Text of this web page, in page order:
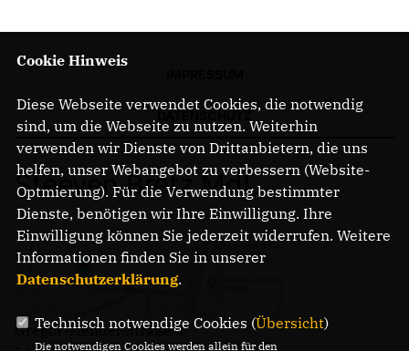
Steeven Bretz MdL
Gregor-Mendel-Straße 3
Cookie Hinweis
Diese Webseite verwendet Cookies, die notwendig
sind, um die Webseite zu nutzen. Weiterhin
verwenden wir Dienste von Drittanbietern, die uns
helfen, unser Webangebot zu verbessern (Website-
Optmierung). Für die Verwendung bestimmter
Dienste, benötigen wir Ihre Einwilligung. Ihre
Einwilligung können Sie jederzeit widerrufen. Weitere
Informationen finden Sie in unserer
Datenschutzerklärung.
Technisch notwendige Cookies (Übersicht)
Die notwendigen Cookies werden allein für den